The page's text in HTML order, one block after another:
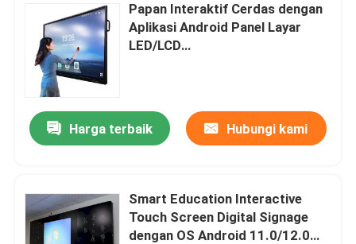
Rumah
Papan Interaktif Cerdas dengan
Aplikasi Android Panel Layar
LED/LCD
Harga terbaik Hubungi kami
Smart Education Interactive
Touch Screen Digital Signage
dengan OS Android 11.0/12.0